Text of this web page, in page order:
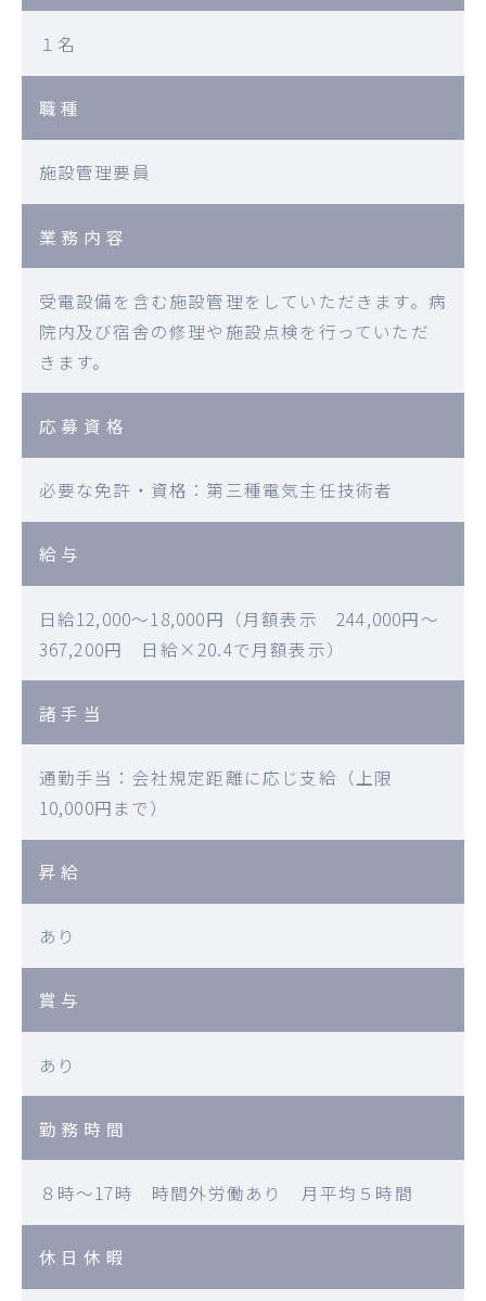
１名
職種
施設管理要員
業務内容
受電設備を含む施設管理をしていただきます。病
院内及び宿舎の修理や施設点検を行っていただ
きます。
応募資格
必要な免許・資格：第三種電気主任技術者
給与
日給12,000～18,000円（月額表示 244,000円～
367,200円 日給×20.4で月額表示）
諸手当
通勤手当：会社規定距離に応じ支給（上限
10,000円まで）
昇給
あり
賞与
あり
勤務時間
８時～17時 時間外労働あり 月平均５時間
休日休暇